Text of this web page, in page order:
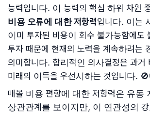
능력입니다. 이 능력의 핵심 하위 차원
비용 오류에 대한 저항력입니다. 이는
이미 투자된 비용이 회수 불가능함에도
투자 때문에 현재의 노력을 계속하려는
의미합니다. 합리적인 의사결정은 과거
미래의 이득을 우선시하는 것입니다.
매몰 비용 편향에 대한 저항력은 유동
상관관계를 보이지만, 이 연관성의